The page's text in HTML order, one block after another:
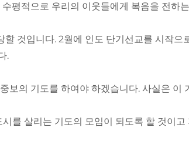
평적으로 우리의 이웃들에게 복음을 전하
것입니다. 2월에 인도 단기선교를 시작으
.
보의 기도를 하여야 하겠습니다. 사실은 이
를 살리는 기도의 모임이 되도록 할 것이